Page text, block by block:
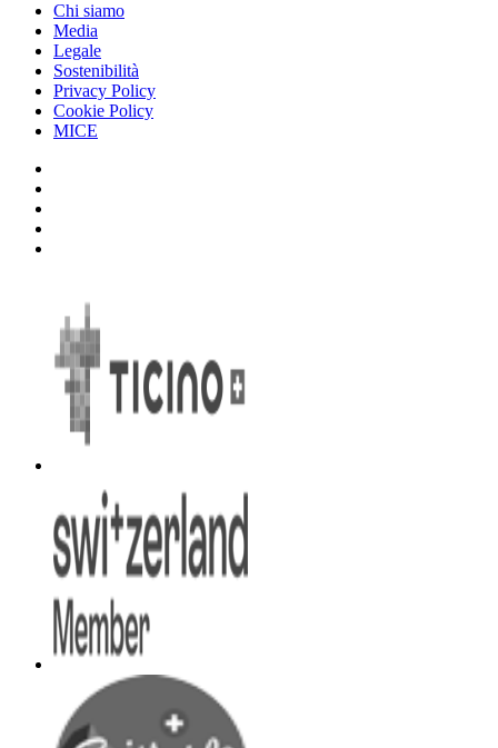
Chi siamo
Media
Legale
Sostenibilità
Privacy Policy
Cookie Policy
MICE